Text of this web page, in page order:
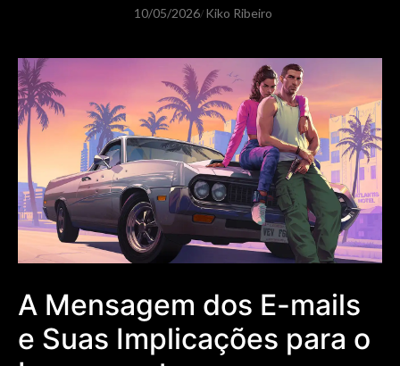
10/05/2026/ Kiko Ribeiro
A Mensagem dos E-mails
e Suas Implicações para o